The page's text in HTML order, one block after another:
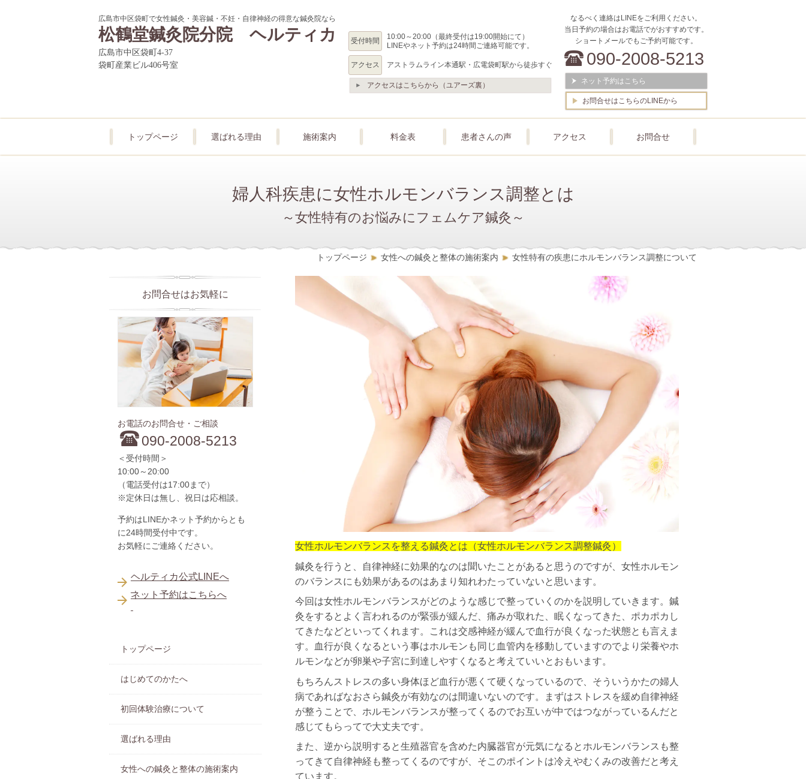
広島市中区袋町で女性鍼灸・美容鍼・不妊・自律神経の得意な鍼灸院なら
松鶴堂鍼灸院分院 ヘルティカ
広島市中区袋町4‐37
袋町産業ビル406号室
受付時間
10:00～20:00（最終受付は19:00開始にて）
LINEやネット予約は24時間ご連絡可能です。
アクセス アストラムライン本通駅・広電袋町駅から徒歩すぐ
アクセスはこちらから（ユアーズ裏）
なるべく連絡はLINEをご利用ください。
当日予約の場合はお電話でがおすすめです。
ショートメールでもご予約可能です。
090-2008-5213
ネット予約はこちら
お問合せはこちらのLINEから
トップページ 選ばれる理由 施術案内 料金表 患者さんの声 アクセス お問合せ
婦人科疾患に女性ホルモンバランス調整とは
～女性特有のお悩みにフェムケア鍼灸～
トップページ 女性への鍼灸と整体の施術案内 女性特有の疾患にホルモンバランス調整について
女性ホルモンバランスを整える鍼灸とは（女性ホルモンバランス調整鍼灸）
鍼灸を行うと、自律神経に効果的なのは聞いたことがあると思うのですが、女性ホルモン
のバランスにも効果があるのはあまり知れわたっていないと思います。
今回は女性ホルモンバランスがどのような感じで整っていくのかを説明していきます。鍼
灸をするとよく言われるのが緊張が緩んだ、痛みが取れた、眠くなってきた、ポカポカし
てきたなどといってくれます。これは交感神経が緩んで血行が良くなった状態とも言えま
す。血行が良くなるという事はホルモンも同じ血管内を移動していますのでより栄養やホ
ルモンなどが卵巣や子宮に到達しやすくなると考えていいとおもいます。
もちろんストレスの多い身体ほど血行が悪くて硬くなっているので、そういうかたの婦人
病であればなおさら鍼灸が有効なのは間違いないのです。まずはストレスを緩め自律神経
が整うことで、ホルモンバランスが整ってくるのでお互いが中ではつながっているんだと
感じてもらってで大丈夫です。
また、逆から説明すると生殖器官を含めた内臓器官が元気になるとホルモンバランスも整
ってきて自律神経も整ってくるのですが、そこのポイントは冷えやむくみの改善だと考え
ています。
お問合せはお気軽に
お電話のお問合せ・ご相談
090-2008-5213
＜受付時間＞
10:00～20:00
（電話受付は17:00まで）
※定休日は無し、祝日は応相談。
予約はLINEかネット予約からとも
に24時間受付中です。
お気軽にご連絡ください。
ヘルティカ公式LINEへ
ネット予約はこちらへ
トップページ
はじめてのかたへ
初回体験治療について
選ばれる理由
女性への鍼灸と整体の施術案内